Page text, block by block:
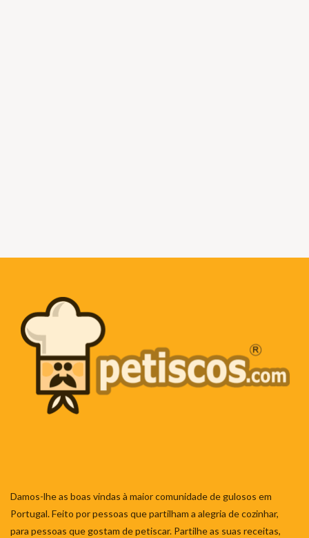
Damos-lhe as boas vindas à maior comunidade de gulosos em
Portugal. Feito por pessoas que partilham a alegria de cozinhar,
para pessoas que gostam de petiscar. Partilhe as suas receitas,